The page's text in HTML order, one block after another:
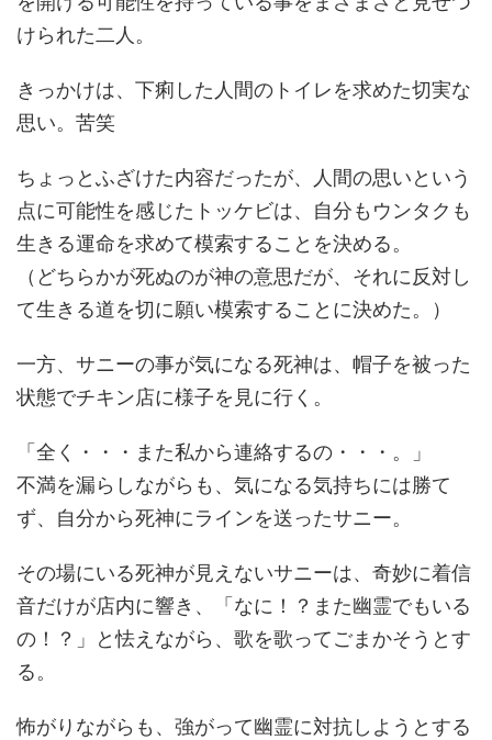
けられた二人。
きっかけは、下痢した人間のトイレを求めた切実な
思い。苦笑
ちょっとふざけた内容だったが、人間の思いという
点に可能性を感じたトッケビは、自分もウンタクも
生きる運命を求めて模索することを決める。
（どちらかが死ぬのが神の意思だが、それに反対し
て生きる道を切に願い模索することに決めた。）
一方、サニーの事が気になる死神は、帽子を被った
状態でチキン店に様子を見に行く。
「全く・・・また私から連絡するの・・・。」
不満を漏らしながらも、気になる気持ちには勝て
ず、自分から死神にラインを送ったサニー。
その場にいる死神が見えないサニーは、奇妙に着信
音だけが店内に響き、「なに！？また幽霊でもいる
の！？」と怯えながら、歌を歌ってごまかそうとす
る。
怖がりながらも、強がって幽霊に対抗しようとする